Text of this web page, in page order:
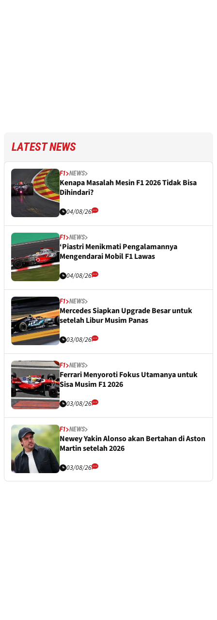
LATEST NEWS
F1 NEWS
Kenapa Masalah Mesin F1 2026 Tidak Bisa
Dihindari?
04/08/26
F1 NEWS
‘Piastri Menikmati Pengalamannya
Mengendarai Mobil F1 Lawas
04/08/26
F1 NEWS
Mercedes Siapkan Upgrade Besar untuk
setelah Libur Musim Panas
03/08/26
F1 NEWS
Ferrari Menyoroti Fokus Utamanya untuk
Sisa Musim F1 2026
03/08/26
F1 NEWS
Newey Yakin Alonso akan Bertahan di Aston
Martin setelah 2026
03/08/26